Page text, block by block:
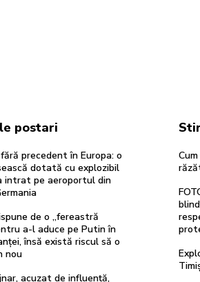
postari
precedent în Europa: o
dotată cu explozibil
intrat pe aeroportul din
de o „fereastră
a-l aduce pe Putin în
însă există riscul să o
nou
acuzat de influență,